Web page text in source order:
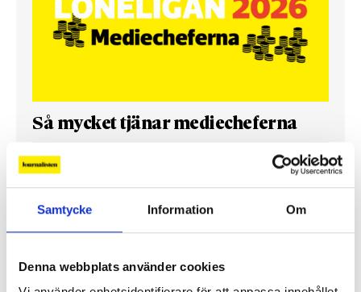
Samtycke Information Om
Denna webbplats använder cookies
Så mycket tjänar mediecheferna
Så mycket tjänar 260 mediechefer